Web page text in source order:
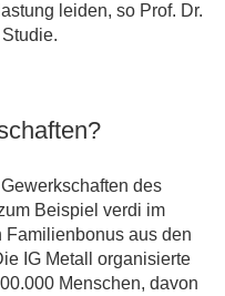
leiden, so Prof. Dr.
des
Beispiel verdi im
aus den
IG Metall organisierte
Menschen, davon